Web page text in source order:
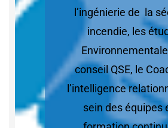
l’ingénierie de la
incendie, les
conseil QSE, le
l’intelligence
sein des équipes